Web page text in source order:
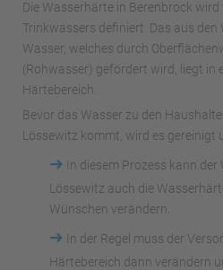
Die Wasserhärte in Berenbrock wird
Trinkwassers definiert. Das aus
Wasser, welches durch
(Rohwasser) gefördert wird, liegt in
Härtebereich.
Bevor das Wasser zu den
Lössewitz kommt, wird es gereinigt
➜
In diesem Prozess kann
Lössewitz auch die
Wünschen verändern.
➜
In der Regel muss der
Härtebereich dann verändern